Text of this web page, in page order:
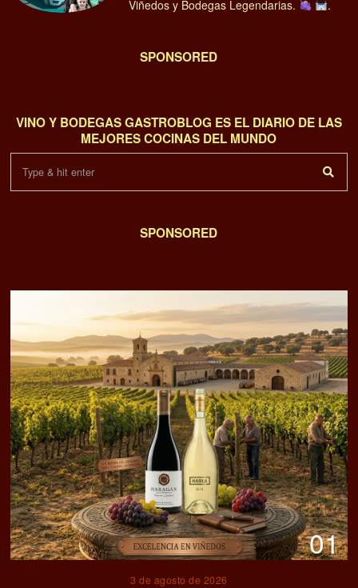
Viñedos y Bodegas Legendarias.
.
SPONSORED
VINO Y BODEGAS GASTROBLOG ES EL DIARIO DE LAS
MEJORES COCINAS DEL MUNDO
SPONSORED
01
3 de agosto de 2026